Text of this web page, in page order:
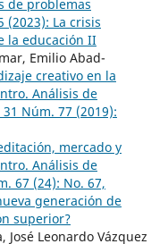
de problemas
(2023): La crisis
la educación II
Emilio Abad-
creativo en la
Análisis de
Núm. 77 (2019):
mercado y
Análisis de
67 (24): No. 67,
generación de
superior?
José Leonardo Vázquez